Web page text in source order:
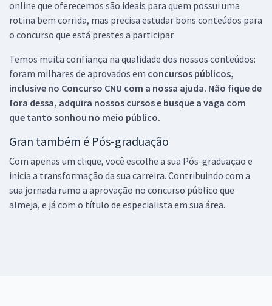
online que oferecemos são ideais para quem possui uma
rotina bem corrida, mas precisa estudar bons conteúdos para
o concurso que está prestes a participar.
Temos muita confiança na qualidade dos nossos conteúdos:
foram milhares de aprovados em concursos públicos,
inclusive no Concurso CNU com a nossa ajuda. Não fique de
fora dessa, adquira nossos cursos e busque a vaga com
que tanto sonhou no meio público.
Gran também é Pós-graduação
Com apenas um clique, você escolhe a sua Pós-graduação e
inicia a transformação da sua carreira. Contribuindo com a
sua jornada rumo a aprovação no concurso público que
almeja, e já com o título de especialista em sua área.